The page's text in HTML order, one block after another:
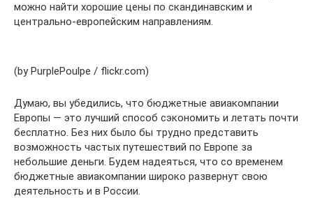
можно найти хорошие цены по скандинавским и
центрально-европейским направлениям.
(by PurplePoulpe / flickr.com)
Думаю, вы убедились, что бюджетные авиакомпании
Европы — это лучший способ сэкономить и летать почти
бесплатно. Без них было бы трудно представить
возможность частых путешествий по Европе за
небольшие деньги. Будем надеяться, что со временем
бюджетные авиакомпании широко развернут свою
деятельность и в России.